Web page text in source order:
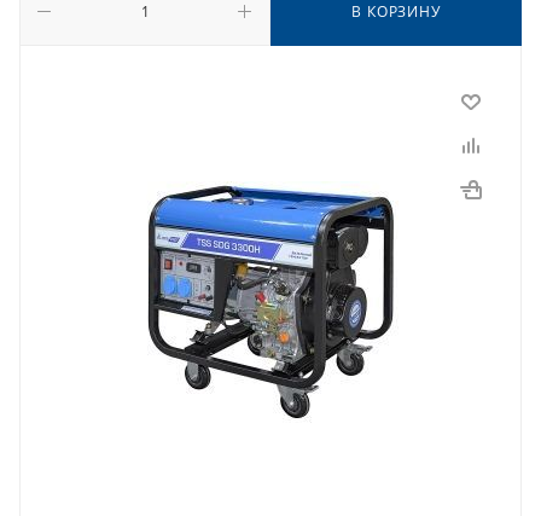
В КОРЗИНУ